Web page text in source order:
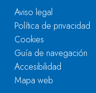
Aviso legal
Política de privacidad
Cookies
Guía de navegación
Accesibilidad
Mapa web